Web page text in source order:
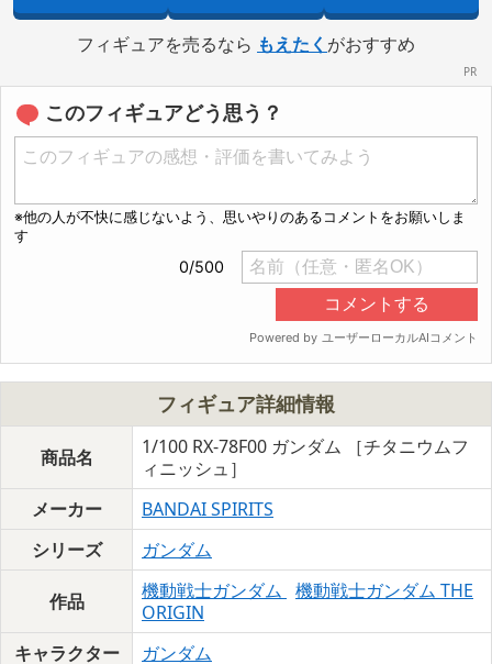
フィギュアを売るなら もえたく がおすすめ
このフィギュアどう思う？
フィギュア詳細情報
商品名
1/100 RX-78F00 ガンダム ［チタニウムフ
ィニッシュ］
メーカー
BANDAI SPIRITS
シリーズ
ガンダム
作品 機動戦士ガンダム 機動戦士ガンダム THE
ORIGIN
キャラクター
ガンダム